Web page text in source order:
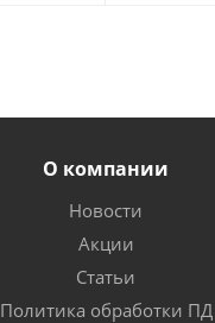
О компании
Новости
Акции
Статьи
Политика обработки ПД